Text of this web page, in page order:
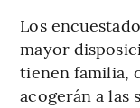
Los
mayor
tienen familia,
acogerán a las